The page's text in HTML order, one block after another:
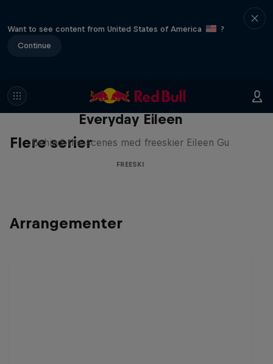
Want to see content from United States of America
?
Continue
Flere serier
Everyday Eileen
Behind-the-scenes med freeskier Eileen Gu
FREESKI
Arrangementer